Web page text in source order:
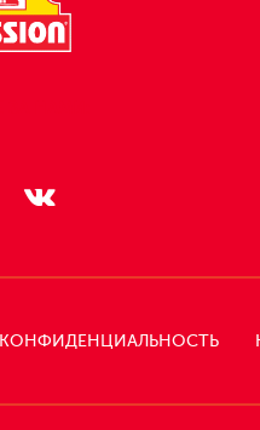
КОНФИДЕНЦИАЛЬНОСТЬ